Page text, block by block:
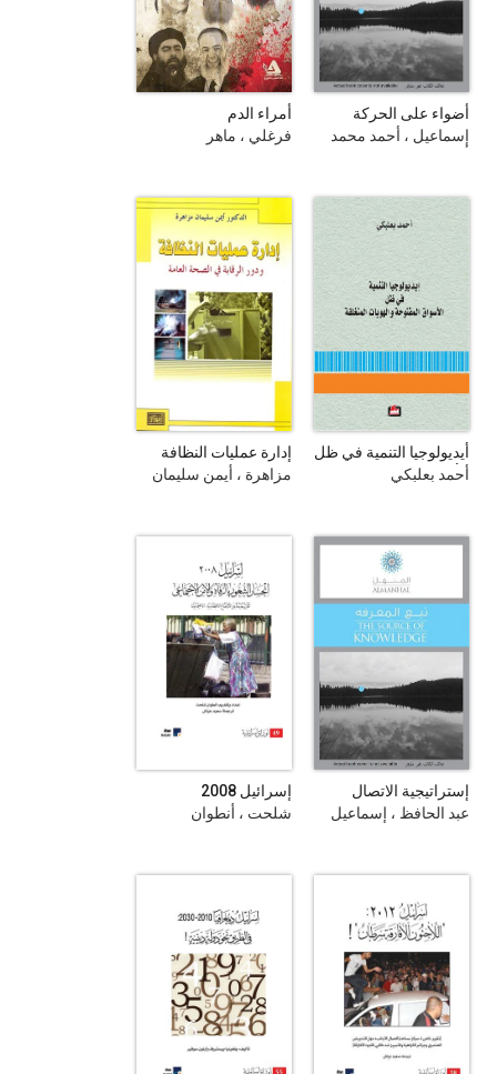
أضواء على الحركة
النسوية السودانية
إسماعيل ، أحمد محمد
أمراء الدم
فرغلي ، ماهر
أيديولوجيا التنمية في ظل
الأسواق المفتوحة
أحمد بعلبكي
إدارة عمليات النظافة
ودور الرقابة في الصحة
مزاهرة ، أيمن سليمان
إستراتيجية الاتصال
الثقافي في دراما
الجزائر، مصر، سورية) :
عبد الحافظ ، إسماعيل
إسرائيل 2008
شلحت ، أنطوان